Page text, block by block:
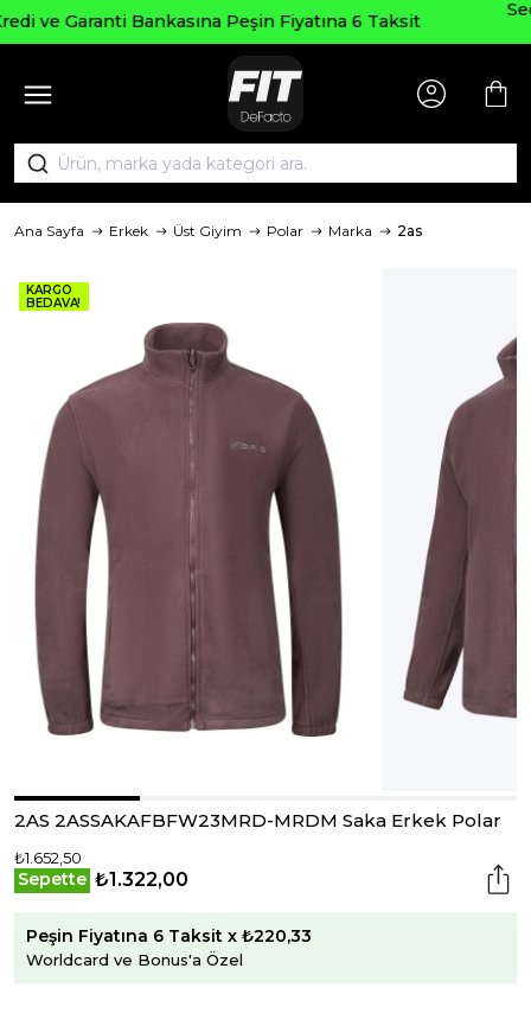
6 Taksit
Seçili Ürünlerde ₺2000 Üzeri ₺200
AGUSTOS200
Ana Sayfa Erkek Üst Giyim Polar Marka 2as
KARGO
BEDAVA!
2AS 2ASSAKAFBFW23MRD-MRDM Saka Erkek Polar
₺1.652,50
Sepette ₺1.322,00
Peşin Fiyatına 6 Taksit x ₺220,33
Worldcard ve Bonus'a Özel